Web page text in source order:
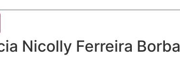
Nicolly Ferreira Borba